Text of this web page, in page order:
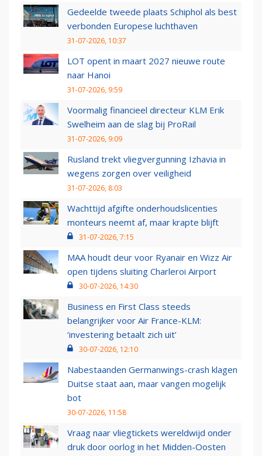
Gedeelde tweede plaats Schiphol als best
verbonden Europese luchthaven
31-07-2026, 10:37
LOT opent in maart 2027 nieuwe route
naar Hanoi
31-07-2026, 9:59
Voormalig financieel directeur KLM Erik
Swelheim aan de slag bij ProRail
31-07-2026, 9:09
Rusland trekt vliegvergunning Izhavia in
wegens zorgen over veiligheid
31-07-2026, 8:03
Wachttijd afgifte onderhoudslicenties
monteurs neemt af, maar krapte blijft
31-07-2026, 7:15
MAA houdt deur voor Ryanair en Wizz Air
open tijdens sluiting Charleroi Airport
30-07-2026, 14:30
Business en First Class steeds
belangrijker voor Air France-KLM:
‘investering betaalt zich uit’
30-07-2026, 12:10
Nabestaanden Germanwings-crash klagen
Duitse staat aan, maar vangen mogelijk
bot
30-07-2026, 11:58
Vraag naar vliegtickets wereldwijd onder
druk door oorlog in het Midden-Oosten